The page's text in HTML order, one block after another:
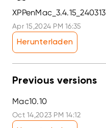
XPPenMac_3.4.15_240313
Apr 15,2024 PM 16:35
Herunterladen
Previous versions
Mac10.10
Oct 14,2023 PM 14:12